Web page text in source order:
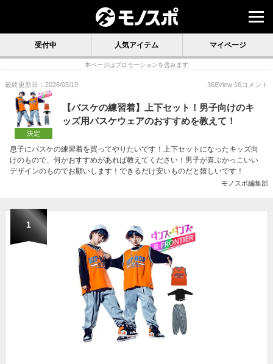
受付中 人気アイテム マイページ
本ページはプロモーションを含みます
最終更新日：2026/05/19 368View 16コメント
決定
【バスケの練習着】上下セット！男子向けのキ
ッズ用バスケウェアのおすすめを教えて！
息子にバスケの練習着を買ってやりたいです！上下セットになったキッズ向
けのもので、何かおすすめがあれば教えてください！男子が喜ぶかっこいい
デザインのものでお願いします！できるだけ安いものだと嬉しいです！
モノスポ編集部
1